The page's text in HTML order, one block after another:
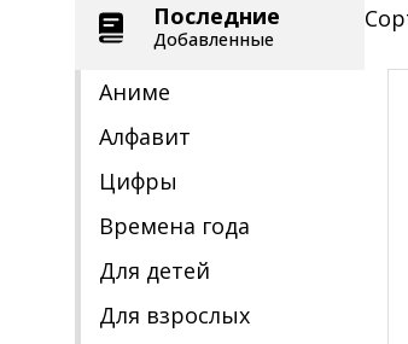
Последние
Добавленные
Аниме
Алфавит
Цифры
Времена года
Для детей
Для взрослых